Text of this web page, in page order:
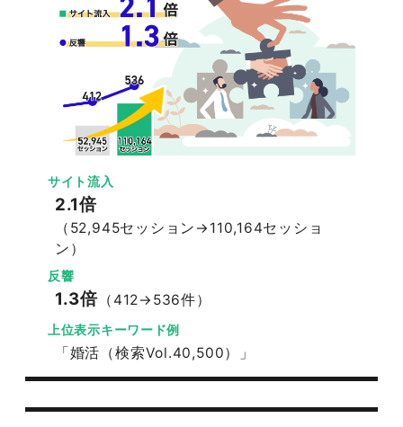
サイト流入
2.1倍
（52,945セッション→110,164セッショ
ン）
反響
1.3倍 （412→536件）
上位表示キーワード例
「婚活（検索Vol.40,500）」